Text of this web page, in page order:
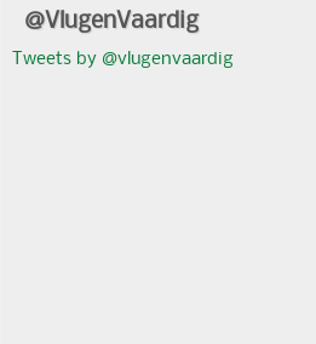
@VlugenVaardig
Tweets by @vlugenvaardig